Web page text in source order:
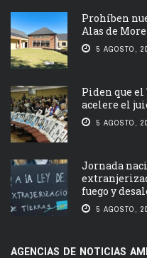
Prohíben
Alas de
5 AGOSTO,
Piden que
acelere el
5 AGOSTO,
Jornada
fuego y
5 AGOSTO,
AGENCIAS DE NOTICIAS